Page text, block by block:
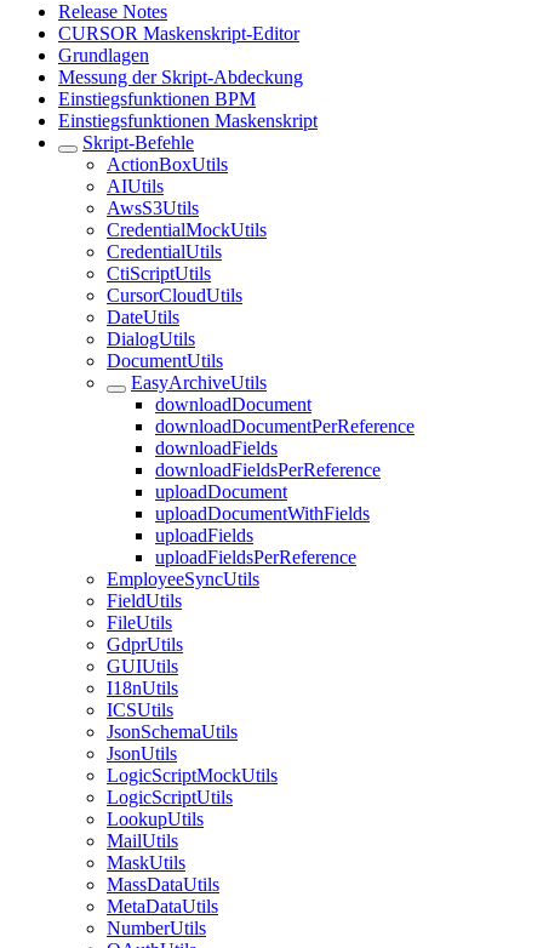
Release Notes
CURSOR Maskenskript-Editor
Grundlagen
Messung der Skript-Abdeckung
Einstiegsfunktionen BPM
Einstiegsfunktionen Maskenskript
Skript-Befehle
ActionBoxUtils
AIUtils
AwsS3Utils
CredentialMockUtils
CredentialUtils
CtiScriptUtils
CursorCloudUtils
DateUtils
DialogUtils
DocumentUtils
EasyArchiveUtils
downloadDocument
downloadDocumentPerReference
downloadFields
downloadFieldsPerReference
uploadDocument
uploadDocumentWithFields
uploadFields
uploadFieldsPerReference
EmployeeSyncUtils
FieldUtils
FileUtils
GdprUtils
GUIUtils
I18nUtils
ICSUtils
JsonSchemaUtils
JsonUtils
LogicScriptMockUtils
LogicScriptUtils
LookupUtils
MailUtils
MaskUtils
MassDataUtils
MetaDataUtils
NumberUtils